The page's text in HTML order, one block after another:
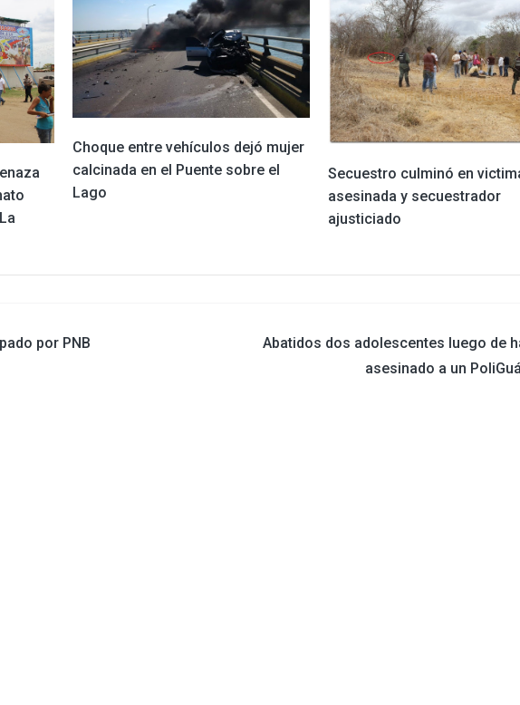
Choque entre vehículos dejó mujer
calcinada en el Puente sobre el
Lago
Secuestro culminó en
asesinada y secuestrador
ajusticiado
por PNB
Abatidos dos adolescentes luego de
asesinado a un